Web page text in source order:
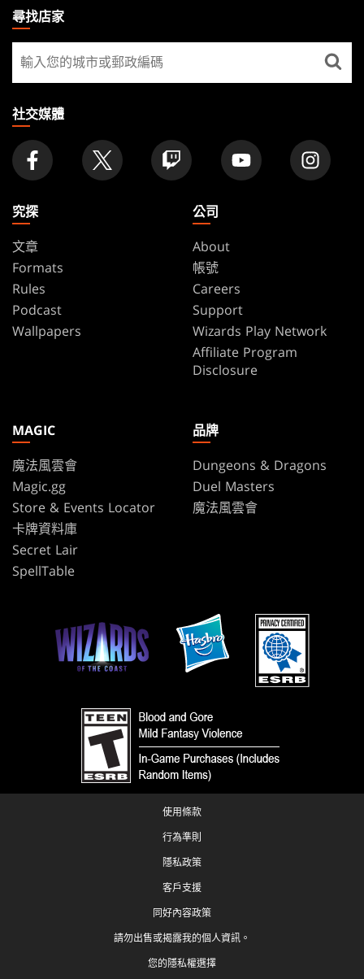
THE
GATHERING
FOOTER
尋找店家
尋
找
家
社交媒體
究探
文章
Formats
Rules
Podcast
Wallpapers
公司
About
帳號
Careers
Support
Wizards Play Network
Affiliate Program
Disclosure
MAGIC
魔法風雲會
Magic.gg
Store & Events Locator
卡牌資料庫
Secret Lair
SpellTable
品牌
Dungeons & Dragons
Duel Masters
魔法風雲會
使用條款
行為準則
隱私政策
客戶支援
同好內容政策
請勿出售或揭露我的個人資訊。
您的隱私權選擇